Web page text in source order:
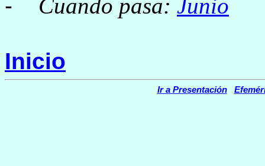
- Cuando pasa: Junio
Inicio
Ir a Presentación